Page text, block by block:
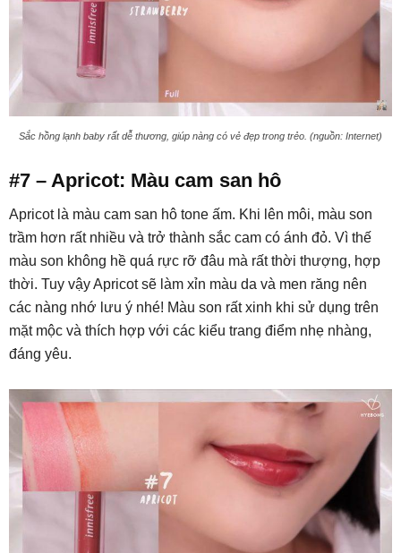
Sắc hồng lạnh baby rất dễ thương, giúp nàng có vẻ đẹp trong trẻo. (nguồn: Internet)
#7 – Apricot: Màu cam san hô
Apricot là màu cam san hô tone ấm. Khi lên môi, màu son
trầm hơn rất nhiều và trở thành sắc cam có ánh đỏ. Vì thế
màu son không hề quá rực rỡ đâu mà rất thời thượng, hợp
thời. Tuy vậy Apricot sẽ làm xỉn màu da và men răng nên
các nàng nhớ lưu ý nhé! Màu son rất xinh khi sử dụng trên
mặt mộc và thích hợp với các kiểu trang điểm nhẹ nhàng,
đáng yêu.